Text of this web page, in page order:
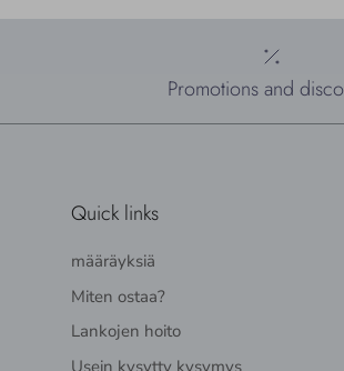
Promotions and
Quick links
määräyksiä
Miten ostaa?
Lankojen hoito
Usein kysytty kysymys